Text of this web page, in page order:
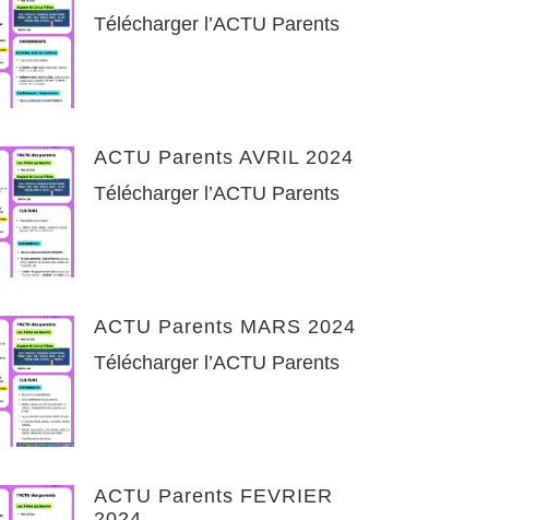
Télécharger l’ACTU Parents
ACTU Parents AVRIL 2024
Télécharger l’ACTU Parents
ACTU Parents MARS 2024
Télécharger l’ACTU Parents
ACTU Parents FEVRIER